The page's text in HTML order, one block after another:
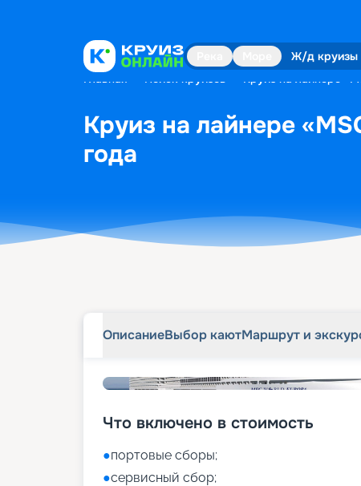
Ж/д круизы
Главная Поиск круизов Круиз на лайнере
Круиз на лайнере
года
ОписаниеВыбор каютМаршрут и
Что включено в стоимость
●портовые сборы;
●сервисный сбор;